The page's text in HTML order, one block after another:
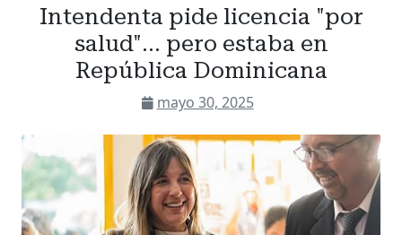
Intendenta pide licencia "por
salud"... pero estaba en
República Dominicana
mayo 30, 2025